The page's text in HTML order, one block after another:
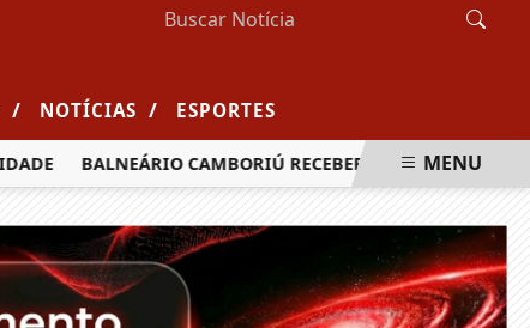
/ NOTÍCIAS / ESPORTES
BALNEÁRIO CAMBORIÚ RECEBERÁ MAIS DE 120 MENU